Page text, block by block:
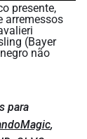
presente,
arremessos
(Bayer
não
para
,